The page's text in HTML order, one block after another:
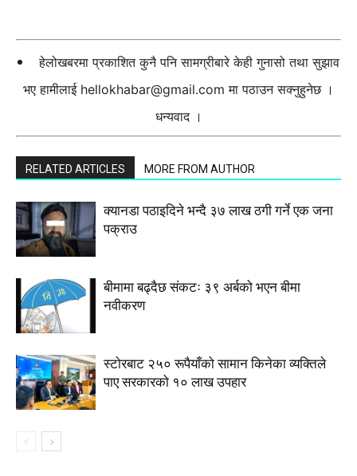
हेलोखबरमा प्रकाशित कुनै पनि सामग्रीबारे केही गुनासो तथा सुझाव
भए हामीलाई hellokhabar@gmail.com मा पठाउन सक्नुहुनेछ ।
धन्यवाद ।
RELATED ARTICLES MORE FROM AUTHOR
क्यानडा पठाइदिने भन्दै ३७ लाख ठगी गर्ने एक जना
पक्राउ
बीमामा बढ्दैछ संकटः ३९ अर्बको भएन बीमा
नवीकरण
स्टाेरबाट २५० रूपैयाँको सामान किनेका व्यक्तिले
पाए सरकारको १० लाख उपहार